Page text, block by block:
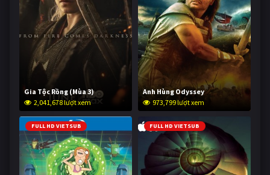
Gia Tộc Rồng (Mùa 3)
2,041,678 lượt xem
Anh Hùng Odyssey
973,799 lượt xem
FULL HD VIETSUB FULL HD VIETSUB